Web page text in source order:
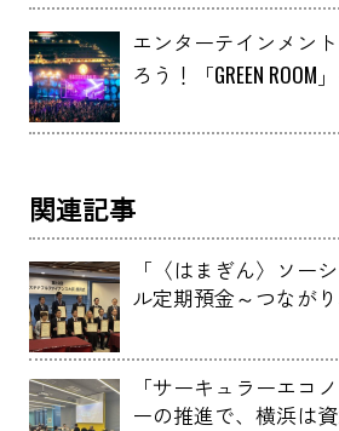
エンターテインメン
ろう！「GREEN ROOM
関連記事
「〈はまぎん〉ソー
ル定期預金～つながり
（2024年）サステナ
ファイナンス大賞」で
域金融賞受賞！
「サーキュラーエコノ
ーの推進で、横浜は